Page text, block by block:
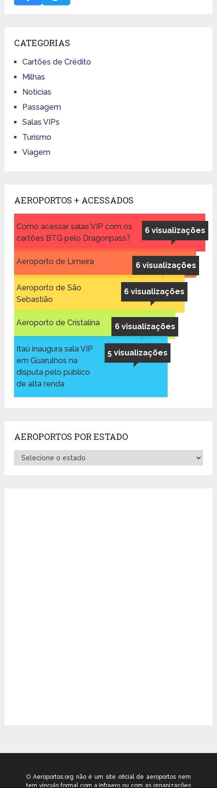
CATEGORIAS
Cartões de Crédito
Milhas
Notícias
Passagem
Salas VIPs
Turismo
Viagem
AEROPORTOS + ACESSADOS
6 visualizações
Como acessar salas VIP com os
cartões BTG pelo Dragonpass?
6 visualizações
Aeroporto de Limeira
6 visualizações
Aeroporto de São
Sebastião
6 visualizações
Aeroporto de Cristalina
5 visualizações
Itaú inaugura sala VIP
em Guarulhos na
disputa pelo público
de alta renda
AEROPORTOS POR ESTADO
Aeroportos
por
O Aeroportos.org não é um site oficial de aeroportos nem
tem vínculo formal com a Infraero ou com as organizações